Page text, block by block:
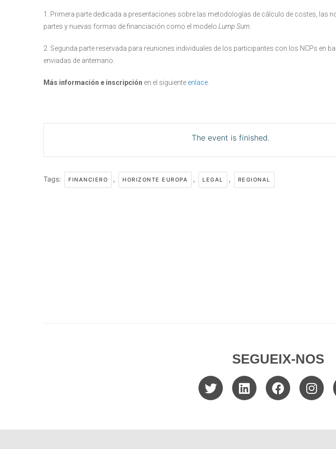
1. Primera parte dedicada a presentaciones sobre las metodologías de cálculo de costes, las
partes y nuevas formas de financiación como el modelo Lump Sum
2. Segunda parte reservada para reuniones individuales de los participantes con los NCPs en
enviadas de antemano.
Más información e inscripción en el siguiente enlace.
The event is finished.
Tags: FINANCIERO , HORIZONTE EUROPA , LEGAL , REGIONAL
SEGUEIX-NOS